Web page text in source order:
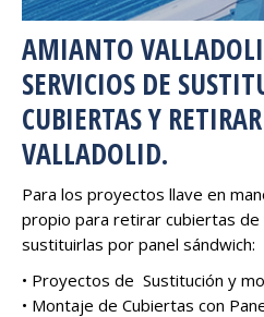
AMIANTO
SERVICIOS DE
CUBIERTAS Y
VALLADOLID.
Para los proyectos llave en
propio para retirar cubiertas
sustituirlas por panel sándwich:
• Proyectos de Sustitución y
• Montaje de Cubiertas con